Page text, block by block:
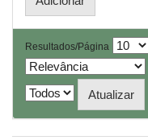
Resultados/Página